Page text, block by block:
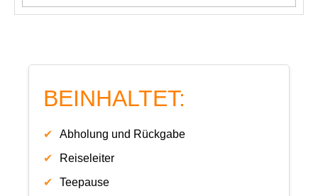
BEINHALTET:
Abholung und Rückgabe
Reiseleiter
Teepause